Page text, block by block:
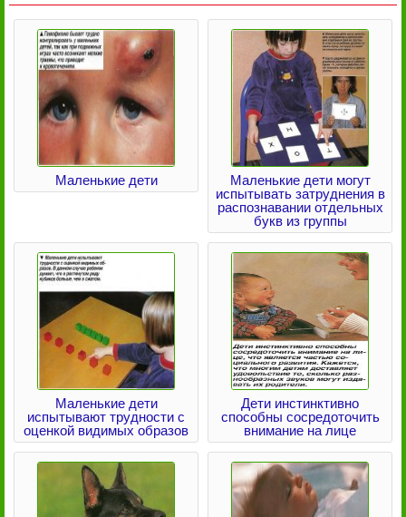
Маленькие дети
Маленькие дети могут
испытывать затруднения в
распознавании отдельных
букв из группы
Маленькие дети
испытывают трудности с
оценкой видимых образов
Дети инстинктивно
способны сосредоточить
внимание на лице